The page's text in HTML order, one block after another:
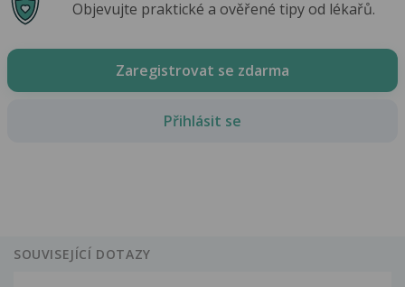
Objevujte praktické a ověřené tipy od lékařů.
Zaregistrovat se zdarma
Přihlásit se
SOUVISEJÍCÍ DOTAZY